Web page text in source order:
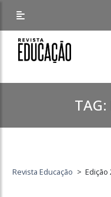
TAG:
Revista Educação > Edição